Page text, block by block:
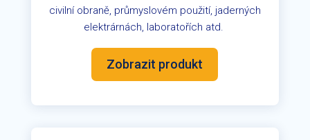
civilní obraně, průmyslovém použití, jaderných
elektrárnách, laboratořích atd.
Zobrazit produkt